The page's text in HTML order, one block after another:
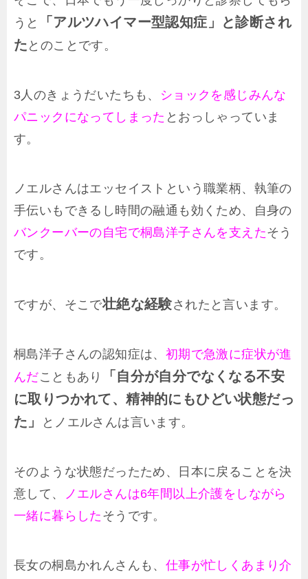
うと
「アルツハイマー型認知症」と診断され
た とのことです。
3人のきょうだいたちも、
ショックを感じみんな
パニックになってしまった とおっしゃっていま
す。
ノエルさんはエッセイストという職業柄、執筆の
手伝いもできるし時間の融通も効くため、自身の
バンクーバーの自宅で桐島洋子さんを支えたそう
です。
ですが、そこで壮絶な経験されたと言います。
桐島洋子さんの認知症は、 初期で急激に症状が進
んだこともあり
「自分が自分でなくなる不安
に取りつかれて、精神的にもひどい状態だっ
た」
とノエルさんは言います。
そのような状態だったため、日本に戻ることを決
意して、
ノエルさんは6年間以上介護をしながら
一緒に暮らした そうです。
長女の桐島かれんさんも、 仕事が忙しくあまり介